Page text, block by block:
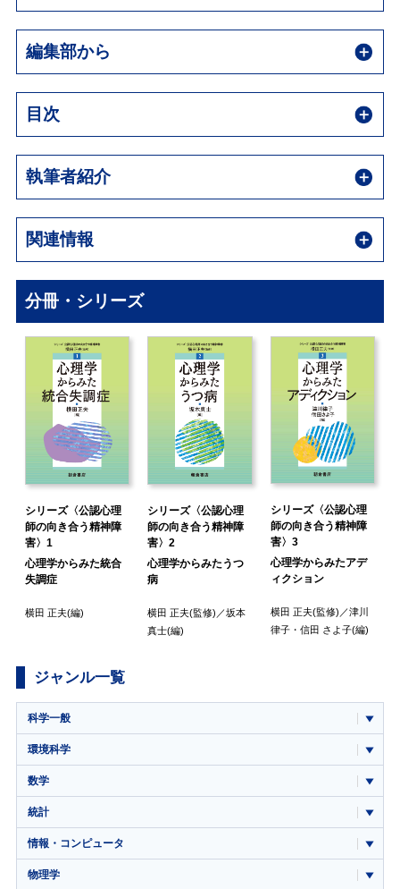
編集部から
目次
執筆者紹介
関連情報
分冊・シリーズ
シリーズ〈公認心理
師の向き合う精神障
害〉1
心理学からみた統合
失調症
横田 正夫(編)
シリーズ〈公認心理
師の向き合う精神障
害〉2
心理学からみたうつ
病
横田 正夫(監修)／坂本
真士(編)
シリーズ〈公認心理
師の向き合う精神障
害〉3
心理学からみたアデ
ィクション
横田 正夫(監修)／津川
律子・ 信田 さよ子(編)
ジャンル一覧
科学一般
環境科学
数学
統計
情報・コンピュータ
物理学